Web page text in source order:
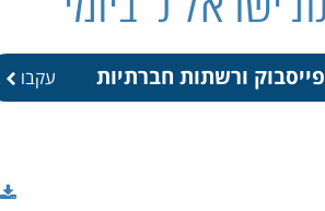
פייסבוק ורשתות חברתיות עקבו